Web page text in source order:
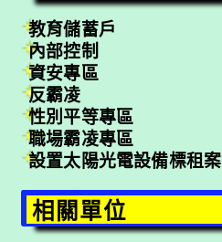
教育儲蓄戶
內部控制
資安專區
反霸凌
性別平等專區
職場霸凌專區
設置太陽光電設備標租案
相關單位